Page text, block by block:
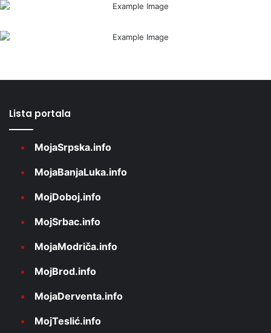
Lista portala
MojaSrpska.info
MojaBanjaLuka.info
MojDoboj.info
MojSrbac.info
MojaModriča.info
MojBrod.info
MojaDerventa.info
MojTeslić.info